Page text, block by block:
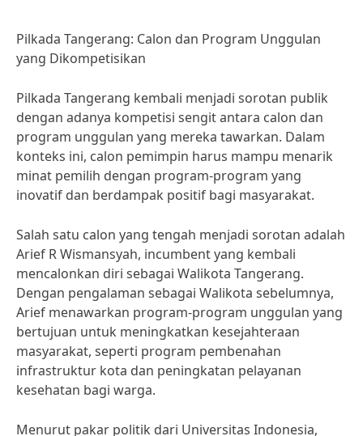
Pilkada Tangerang: Calon dan Program Unggulan
yang Dikompetisikan
Pilkada Tangerang kembali menjadi sorotan publik
dengan adanya kompetisi sengit antara calon dan
program unggulan yang mereka tawarkan. Dalam
konteks ini, calon pemimpin harus mampu menarik
minat pemilih dengan program-program yang
inovatif dan berdampak positif bagi masyarakat.
Salah satu calon yang tengah menjadi sorotan adalah
Arief R Wismansyah, incumbent yang kembali
mencalonkan diri sebagai Walikota Tangerang.
Dengan pengalaman sebagai Walikota sebelumnya,
Arief menawarkan program-program unggulan yang
bertujuan untuk meningkatkan kesejahteraan
masyarakat, seperti program pembenahan
infrastruktur kota dan peningkatan pelayanan
kesehatan bagi warga.
Menurut pakar politik dari Universitas Indonesia,